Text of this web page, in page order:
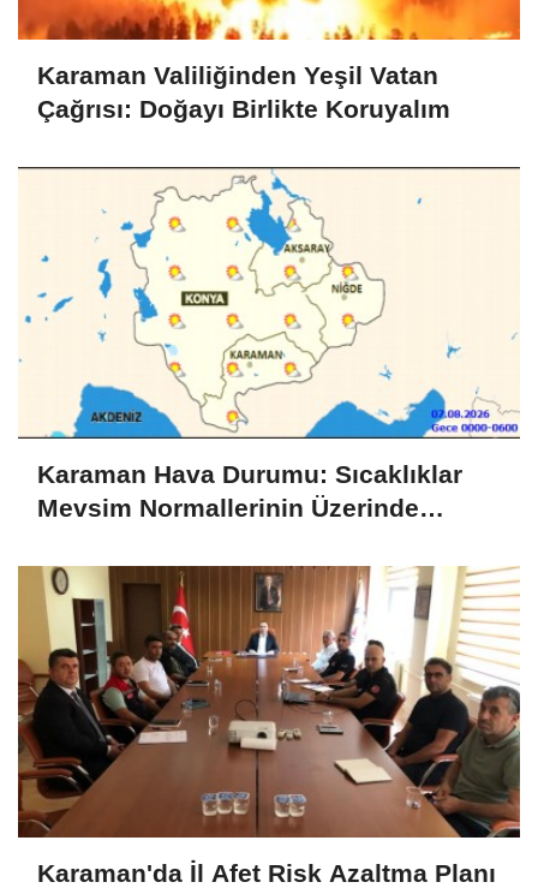
Karaman Valiliğinden Yeşil Vatan
Çağrısı: Doğayı Birlikte Koruyalım
Karaman Hava Durumu: Sıcaklıklar
Mevsim Normallerinin Üzerinde
Karaman'da İl Afet Risk Azaltma Planı